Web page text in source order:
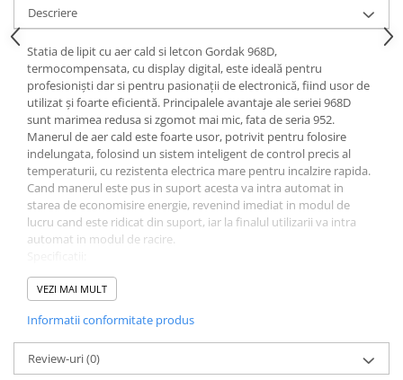
Derulator Fir Gard electric
Diferite accesorii Gard Electric
Plasă Gard Electric
Poartă Gard Electric
Stâlpi Gard Electric
Stâlpi din plastic
Stâlpi din Lemn
Stâlpi din Fibră de Sticlă
Stâlpi pentru sisteme T-Post
Scule pentru montare Stâlpi
Împământare Gard Electric
Întinzător Gard Electric
Fir/Sârmă pentru Gard electric
Bandă pentru Gard Electric
Descriere
Statia de lipit cu aer cald si letcon Gordak 968D,
termocompensata, cu display digital, este ideală pentru
profesioniști dar si pentru pasionații de electronică, fiind usor de
utilizat și foarte eficientă. Principalele avantaje ale seriei 968D
sunt marimea redusa si zgomot mai mic, fata de seria 952.
Manerul de aer cald este foarte usor, potrivit pentru folosire
indelungata, folosind un sistem inteligent de control precis al
temperaturii, cu rezistenta electrica mare pentru incalzire rapida.
Cand manerul este pus in suport acesta va intra automat in
starea de economisire energie, revenind imediat in modul de
lucru cand este ridicat din suport, iar la finalul utilizarii va intra
automat in modul de racire.
Putere consumata: 450W.
Fluxul de aer maxim: 120L/min.
Nivel zgomot: <45db.
Putere Letcon: 60W.
Tensiune aplicata letconului: 24V.
Temperatura incalzirii varfului: de la 200 pana la 480 grade C.
VEZI MAI MULT
Informatii conformitate produs
Review-uri(0)